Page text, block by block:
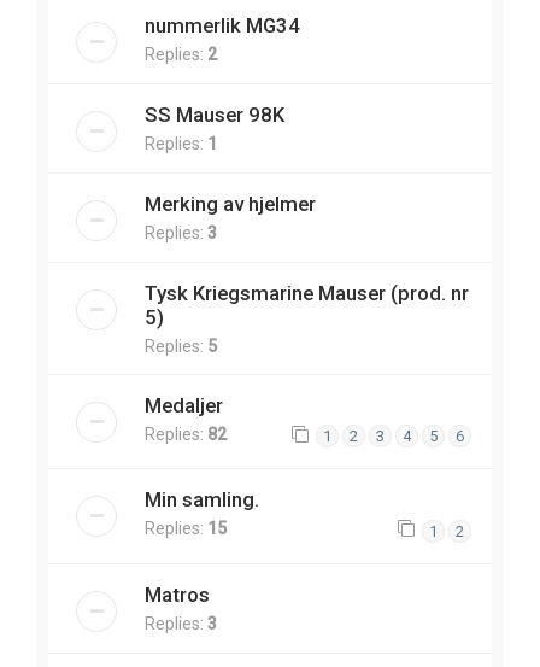
nummerlik MG34
Replies: 2
SS Mauser 98K
Replies: 1
Merking av hjelmer
Replies: 3
Tysk Kriegsmarine Mauser (prod. nr
5)
Replies: 5
Medaljer
Replies: 82 1 2 3 4 5 6
Min samling.
Replies: 15 1 2
Matros
Replies: 3